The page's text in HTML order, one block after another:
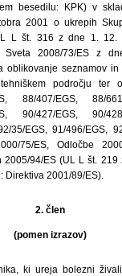
besedilu: KPK) v
2001 o ukrepih
L št. 316 z dne 1. 12.
Sveta 2008/73/ES z
oblikovanje seznamov
področju ter
88/407/EGS, 88/
90/427/EGS, 90/
35/EGS, 91/496/EGS,
75/ES, Odločbe
2005/94/ES (UL L št. 219
2001/89/ES).
2. člen
(pomen izrazov)
ki ureja bolezni